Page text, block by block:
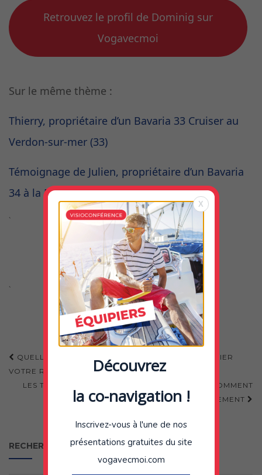
Retrouvez le profil de Dominig sur
Vogavecmoi
Sur le même thème :
Thierry, propriétaire d’un Bavaria 33 Cruiser au
Verdon-sur-mer (33)
Témoignage de Julien, propriétaire d’un Bavaria
34 à la Rochelle,
`
`
Navigation
d'article
QUELLE EST LA MEILLEURE PÉRIODE POUR PUBLIER
VOTRE RECHERCHE D’ÉQUIPIER VOILE ?
LES TYPES DE BATEAUX EN CO-NAVIGATION : COMMENT
CHOISIR SON EMBARQUEMENT
RECHERCHER
X
Découvrez
la co-navigation !
Inscrivez-vous à l'une de nos
présentations gratuites du site
vogavecmoi.com